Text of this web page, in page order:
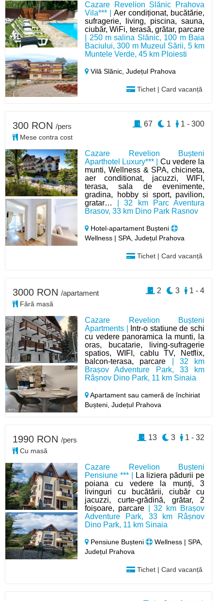
Cazare Revelion Slănic Prahova
Vila*** | Aer condiționat, bucătărie,
sufragerie, living, piscina, sauna,
ciubăr, WiFi, terasă, grătar, parcare
| 250 m salina Slănic, 100 m Baia
Baciului, 300 m Muzeul Sării, 5 km
Muntele Verde, 45 km Ploiesti
Vilă Slănic,Județul Prahova
Tichet | Card vacanță
Cazare Revelion Bușteni
Aparthotel Luxury*** | Cu vedere la
munti, Wellness & SPA, chicineta,
aer conditionat, jacuzzi, WIFI,
terasa, sala de evenimente,
gradina, hobby si sport, pavilion,
gratar…
| 32 km Parc Aventura
Brasov, 33 km Dino Park Rasnov
Hotel-apartament Bușteni
Wellness | SPA, Județul Prahova
Tichet | Card vacanță
300 RON /pers
Mese contra cost
1 - 300
1
67
Cazare Revelion Bușteni
Apartments |
Intr-o statiune de schi
cu vedere panoramica la munti, la
oras, bucatarie, living-sufragerie
spatios, WIFI, cablu TV, Netflix,
balcon-terasa, parcare | 32 km
Brașov Adventure Park, 33 km
Râșnov Dino Park, 11 km Sinaia
Apartament sau cameră de închiriat
Bușteni,Județul Prahova
3000 RON /apartament
Fără masă
1 - 4
3
2
Cazare Revelion Bușteni
Pensiune *** |
La liziera pădurii pe
poiana cu vedere la munți, 3
livinguri cu bucătării, ciubăr cu
jacuzzi, curte-grădină, grătar, 2
foișoare, parcare| 32 km Brașov
Adventure Park, 33 km Râșnov
Dino Park, 11 km Sinaia
Pensiune Bușteni
Wellness | SPA,
Județul Prahova
Tichet | Card vacanță
1990 RON /pers
Cu masă
1 - 32
3
13